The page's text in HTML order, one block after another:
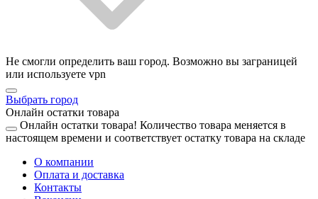
Не смогли определить ваш город. Возможно вы заграницей
или используете vpn
Выбрать город
Онлайн остатки товара
Онлайн остатки товара! Количество товара меняется в
настоящем времени и соответствует остатку товара на складе
О компании
Оплата и доставка
Контакты